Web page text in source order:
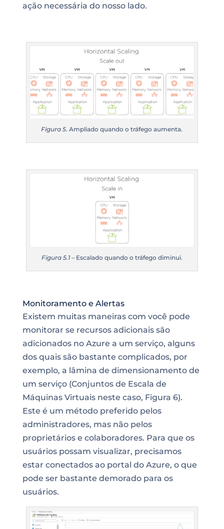
ação necessária do nosso lado.
Figura 5. Ampliado quando o tráfego aumenta.
Figura 5.1– Escalado quando o tráfego diminui.
Monitoramento e Alertas
Existem muitas maneiras com você pode
monitorar se recursos adicionais são
adicionados no Azure a um serviço, alguns
dos quais são bastante complicados, por
exemplo, a lâmina de dimensionamento de
um serviço (Conjuntos de Escala de
Máquinas Virtuais neste caso, Figura 6).
Este é um método preferido pelos
administradores, mas não pelos
proprietários e colaboradores. Para que os
usuários possam visualizar, precisamos
estar conectados ao portal do Azure, o que
pode ser bastante demorado para os
usuários.